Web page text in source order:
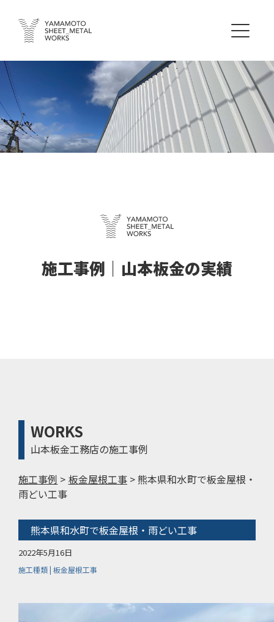
施工事例｜山本板金の実績
WORKS
山本板金工務店の施工事例
施工事例 > 板金屋根工事>熊本県和水町で板金屋根・
雨どい工事
熊本県和水町で板金屋根・雨どい工事
2022年5月16日
施工種類 | 板金屋根工事